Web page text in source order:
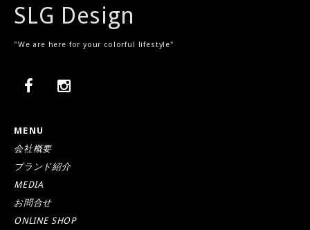
SLG Design
"We are here for your colorful lifestyle"
MENU
会社概要
ブランド紹介
MEDIA
お問合せ
ONLINE SHOP